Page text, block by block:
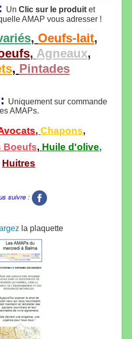
Un Clic sur le produit et
AMAP vous adresser !
, Oeufs-lait,
, Agneaux,
, Pintades
Uniquement sur commande
AMAPs.
, Chapons,
Boeufs, Huile d'olive,
Huitres
suivre :
la plaquette